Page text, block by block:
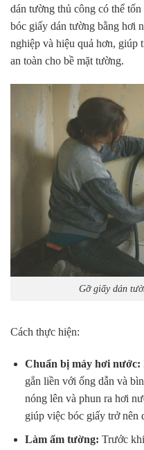
dán tường thủ công có thể
bóc giấy dán tường bằng hơi
nghiệp và hiệu quả hơn, giúp
an toàn cho bề mặt tường.
Gỡ giấy dán
Cách thực hiện:
Chuẩn bị máy hơi nước:
gắn liền với ống dẫn và
nóng lên và phun ra hơi
giúp việc bóc giấy trở nên
Làm ẩm tường: Trước